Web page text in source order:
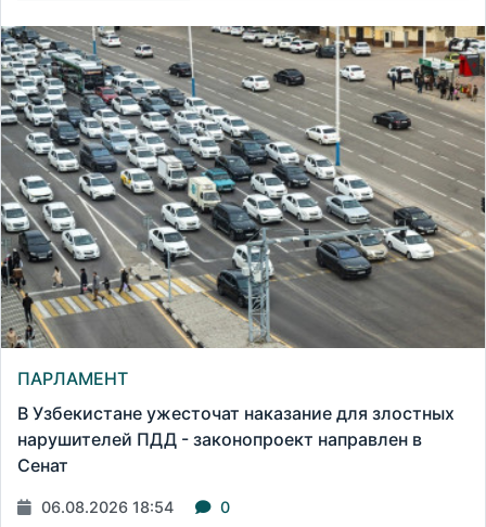
ПАРЛАМЕНТ
В Узбекистане ужесточат наказание для злостных
нарушителей ПДД - законопроект направлен в
Сенат
06.08.2026 18:54 0